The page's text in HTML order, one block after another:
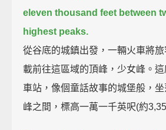
eleven thousand feet between
highest peaks.
從谷底的城鎮出發，一輛火車將
載前往這區域的頂峰，少女峰。
車站，像個童話故事的城堡般，
峰之間，標高一萬一千英呎(約